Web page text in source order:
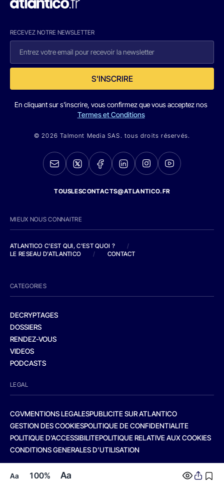
Aa 100% Aa
RECEVEZ NOTRE NEWSLETTER
S'INSCRIRE
En cliquant sur s'inscrire, vous confirmez que vous acceptez nos
Termes et Conditions
© 2026 Talmont Media SAS. tous droits réservés.
TOUSLESCONTACTS@ATLANTICO.FR
MIEUX NOUS CONNAITRE
ATLANTICO C'EST QUI, C'EST QUOI ?
/
LE RESEAU D'ATLANTICO
/ CONTACT
CATEGORIES
DECRYPTAGES
DOSSIERS
RENDEZ-VOUS
VIDEOS
PODCASTS
LEGAL
CGVMENTIONS LEGALESPUBLICITE SUR ATLANTICO
GESTION DES COOKIESPOLITIQUE DE CONFIDENTIALITE
POLITIQUE D’ACCESSIBILITEPOLITIQUE RELATIVE AUX COOKIES
CONDITIONS GENERALES D’UTILISATION